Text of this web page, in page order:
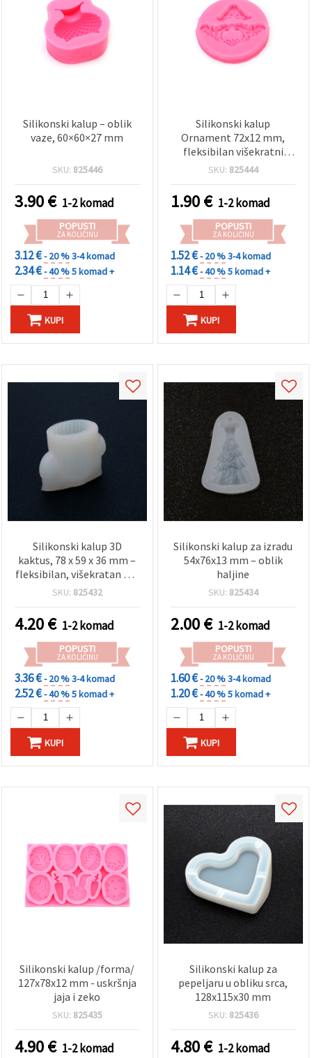
Silikonski kalup – oblik
vaze, 60×60×27 mm
SKU: 825446
3.90€ 1-2 komad
POPUSTI
ZA KOLIČINU
3.12 €- 20 %3-4 komad
2.34 €- 40 %5 komad +
KUPI
Silikonski kalup
Ornament 72x12 mm,
fleksibilan višekratni
kalup za smolu,
gips i izradu sapuna
SKU: 825444
1.90€ 1-2 komad
POPUSTI
ZA KOLIČINU
1.52 €- 20 %3-4 komad
1.14 €- 40 %5 komad +
KUPI
Silikonski kalup 3D
kaktus, 78 x 59 x 36 mm –
fleksibilan, višekratan DIY
hobi kalup za
svijeća i sapuna, glinu i
fondant
SKU: 825432
4.20€ 1-2 komad
POPUSTI
ZA KOLIČINU
3.36 €- 20 %3-4 komad
2.52 €- 40 %5 komad +
KUPI
Silikonski kalup za izradu
54x76x13 mm – oblik
haljine
SKU: 825434
2.00€ 1-2 komad
POPUSTI
ZA KOLIČINU
1.60 €- 20 %3-4 komad
1.20 €- 40 %5 komad +
KUPI
Silikonski kalup /forma/
127x78x12 mm - uskršnja
jaja i zeko
SKU: 825435
4.90€ 1-2 komad
Silikonski kalup za
pepeljaru u obliku srca,
128x115x30 mm
SKU: 825436
4.80€ 1-2 komad